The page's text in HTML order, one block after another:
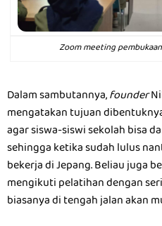
Zoom meeting
Dalam sambutannya,founder
mengatakan tujuan
agar siswa-siswi sekolah bisa
sehingga ketika sudah lulus
bekerja di Jepang. Beliau juga
mengikuti pelatihan dengan
biasanya di tengah jalan akan